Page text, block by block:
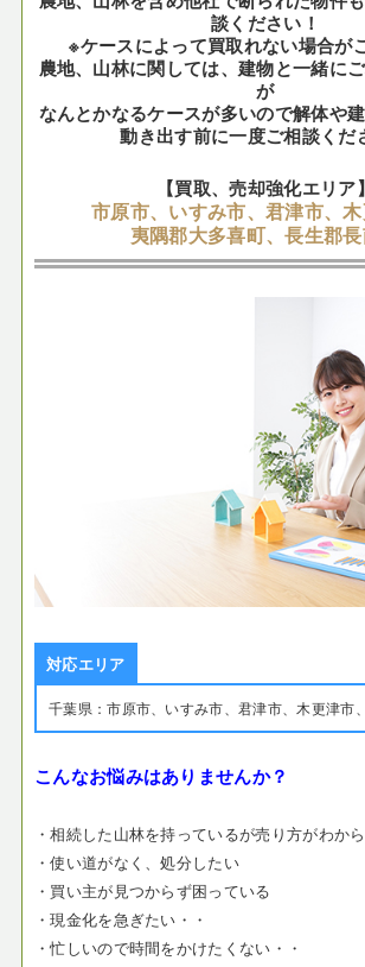
談ください！
※ケースによって買取れない場合が
農地、山林に関しては、建物と一緒に
が
なんとかなるケースが多いので解体や
動き出す前に一度ご相談くだ
【買取、売却強化エリア】
市原市、いすみ市、君津市、木
夷隅郡大多喜町、長生郡
対応エリア
千葉県：市原市、いすみ市、君津市、木更津市
こんなお悩みはありませんか？
・相続した山林を持っているが売り方がわか
・使い道がなく、処分したい
・買い主が見つからず困っている
・現金化を急ぎたい・・
・忙しいので時間をかけたくない・・